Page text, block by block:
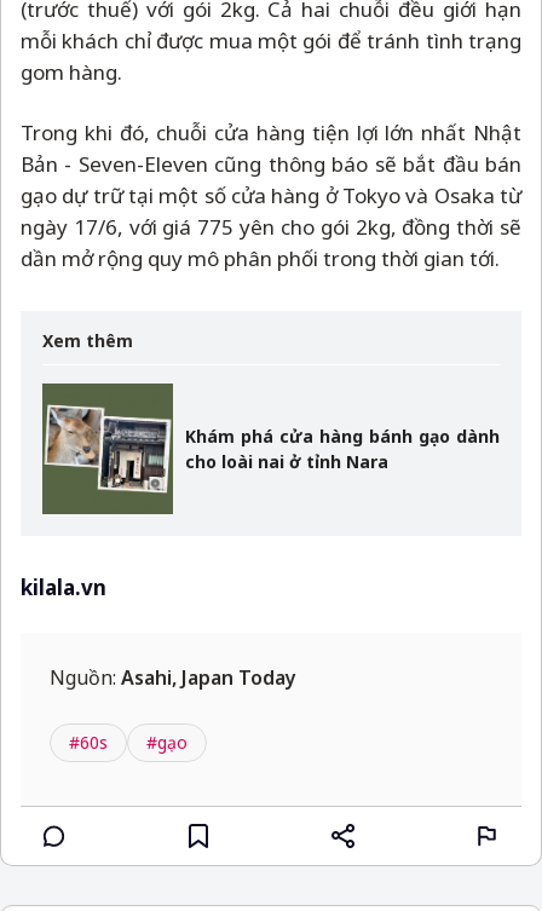
(trước thuế) với gói 2kg. Cả hai chuỗi đều giới hạn
mỗi khách chỉ được mua một gói để tránh tình trạng
gom hàng.
Trong khi đó, chuỗi cửa hàng tiện lợi lớn nhất Nhật
Bản - Seven-Eleven cũng thông báo sẽ bắt đầu bán
gạo dự trữ tại một số cửa hàng ở Tokyo và Osaka từ
ngày 17/6, với giá 775 yên cho gói 2kg, đồng thời sẽ
dần mở rộng quy mô phân phối trong thời gian tới.
Xem thêm
Khám phá cửa hàng bánh gạo dành
cho loài nai ở tỉnh Nara
kilala.vn
Nguồn: Asahi, Japan Today
#60s #gạo